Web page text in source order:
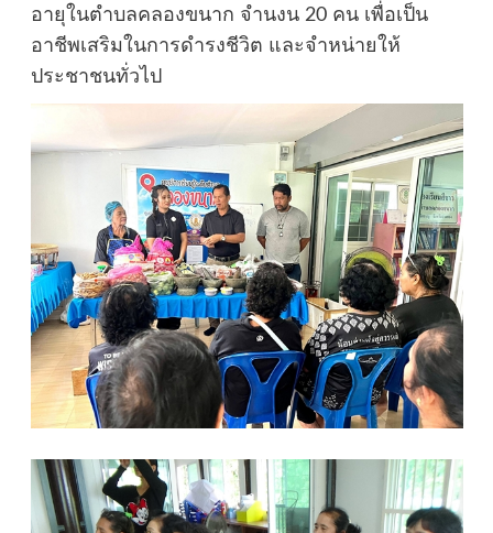
อายุในตำบลคลองขนาก จำนงน 20 คน เพื่อเป็น
อาชีพเสริมในการดำรงชีวิต และจำหน่ายให้
ประชาชนทั่วไป